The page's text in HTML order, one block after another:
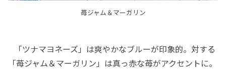
苺ジャム＆マーガリン
「ツナマヨネーズ」は爽やかなブルーが印象的。対する
「苺ジャム＆マーガリン」は真っ赤な苺がアクセントに。